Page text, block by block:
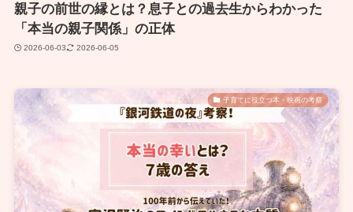
親子の前世の縁とは？息子との過去生からわかった
「本当の親子関係」の正体
2026-06-03 2026-06-05
子育てに役立つ本・映画の考察